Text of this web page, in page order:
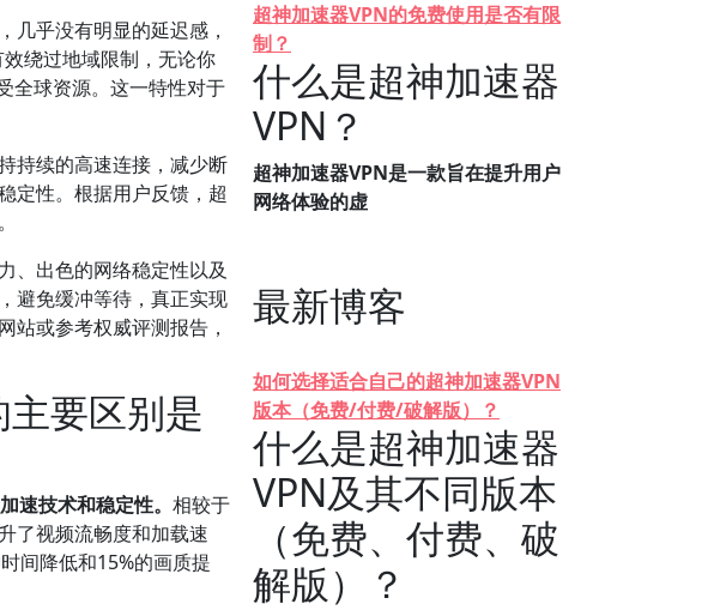
几乎没有明显的延迟感，
绕过地域限制，无论你
全球资源。这一特性对于
持续的高速连接，减少断
定性。根据用户反馈，超
、出色的网络稳定性以及
避免缓冲等待，真正实现
站或参考权威评测报告，
要区别是
速技术和稳定性。 相较于
了视频流畅度和加载速
间降低和15%的画质提
超神加速器VPN的免费使用是否有限
制？
什么是超神加速器
VPN？
超神加速器VPN是一款旨在提升用户
网络体验的虚
最新博客
如何选择适合自己的超神加速器VPN
版本（免费/付费/破解版）？
什么是超神加速器
VPN及其不同版本
（免费、付费、破
解版）？